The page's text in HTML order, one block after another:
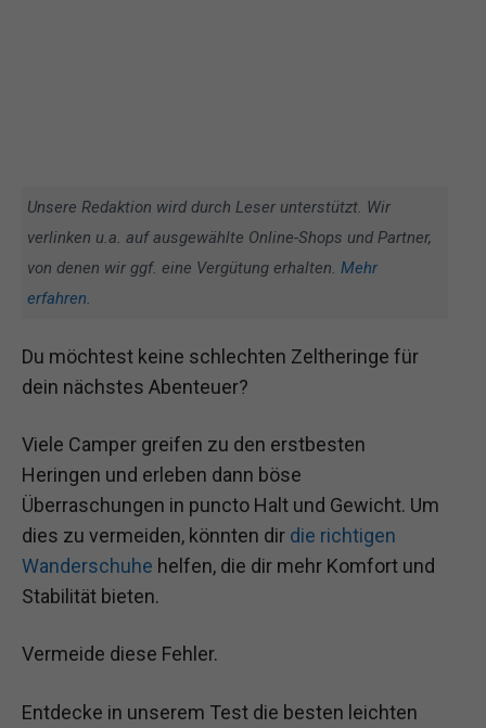
Unsere Redaktion wird durch Leser unterstützt. Wir
verlinken u.a. auf ausgewählte Online-Shops und Partner,
von denen wir ggf. eine Vergütung erhalten. Mehr
erfahren.
Du möchtest keine schlechten Zeltheringe für
dein nächstes Abenteuer?
Viele Camper greifen zu den erstbesten
Heringen und erleben dann böse
Überraschungen in puncto Halt und Gewicht. Um
dies zu vermeiden, könnten dir die richtigen
Wanderschuhe helfen, die dir mehr Komfort und
Stabilität bieten.
Vermeide diese Fehler.
Entdecke in unserem Test die besten leichten